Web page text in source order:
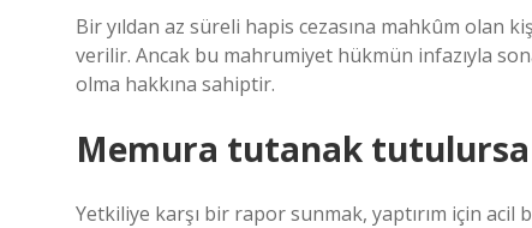
Bir yıldan az süreli hapis cezasına mahkûm olan
verilir. Ancak bu mahrumiyet hükmün infazıyla
olma hakkına sahiptir.
Memura tutanak tutulursa
Yetkiliye karşı bir rapor sunmak, yaptırım için